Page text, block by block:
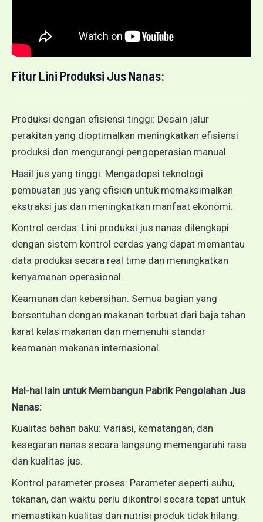
Fitur Lini Produksi Jus Nanas:
Produksi dengan efisiensi tinggi: Desain jalur
perakitan yang dioptimalkan meningkatkan efisiensi
produksi dan mengurangi pengoperasian manual.
Hasil jus yang tinggi: Mengadopsi teknologi
pembuatan jus yang efisien untuk memaksimalkan
ekstraksi jus dan meningkatkan manfaat ekonomi.
Kontrol cerdas: Lini produksi jus nanas dilengkapi
dengan sistem kontrol cerdas yang dapat memantau
data produksi secara real time dan meningkatkan
kenyamanan operasional.
Keamanan dan kebersihan: Semua bagian yang
bersentuhan dengan makanan terbuat dari baja tahan
karat kelas makanan dan memenuhi standar
keamanan makanan internasional.
Hal-hal lain untuk Membangun Pabrik Pengolahan Jus
Nanas:
Kualitas bahan baku: Variasi, kematangan, dan
kesegaran nanas secara langsung memengaruhi rasa
dan kualitas jus.
Kontrol parameter proses: Parameter seperti suhu,
tekanan, dan waktu perlu dikontrol secara tepat untuk
memastikan kualitas dan nutrisi produk tidak hilang.